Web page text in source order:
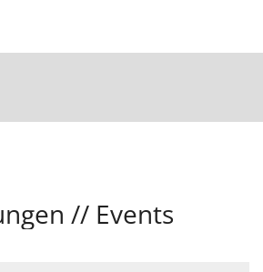
// Events